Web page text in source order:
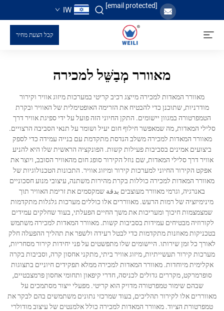
[email protected]
IW
קבל הצעת מחיר
מאוורר מְבַשֵּׁל למכירה
מאוורר המאדות למכירה מייצג רכיב קריטי במערכות מיזוג אוויר וקירור
מודרניות, שתוכנן כדי להבטיח את הזרימה האופטימלית של האוויר ובקרת
הטמפרטורה במגוון יישומים. התקן החיוני הזה פועל על ידי ספיגת אוויר דרך
סלילי המאדות, מה שמאפשר חילוף חום יעיל ושומר על תנאי הסביבה הרצויים.
מאוורר המאדות למכירה משלב הנדסת מתקדמת עם בנייה עמידה כדי לספק
ביצועים אמינים בסביבות פעילות קשות. הפונקציה הראשית שלו היא להניע
אוויר דרך סלילי המאדות, שם נוזל הקירור סופג חום מהאוויר הסובב, ויוצר את
אפקט הקירור החיוני למערכות קירור ומיזוג אוויר. התכונות הטכנולוגיות של
מאוורר המאדות למכירה כוללות בקרת מהירות משתנה, עיצובי מנוע חסכוניים
באנרגיה, וגרמי מאוורר מעוצבים بدقة שמקסמים את זרימת האוויר תוך
מינימיזציה של רמות הרעש. מאווררים אלו כוללים מערכות גלגלות מתקדמות
שמצמצמות חיכוך ומעריכות את משך החיים הפעלתי, בעוד שחלקים עמידים
לקורוזיה מבטיחים עמידות בסביבות קשות. מאוורר המאדות למכירה משתמש
בטכניקות מאוזנות מתקדמות כדי לבטל רעידה ולשפר את תהליך ההפעלה חלק
לאורך כל זמן שירותו. היישומים שלו מתפשטים על פני יחידות קירור מסחריות,
מערכות קירור תעשייתיות, מיזוג אוויר ביתי, מתקני אחסון קרה, וסביבות בקרה
אקלימית מיוחדות. מאוורר המאדות למכירה ממלא תפקידים חיוניים בתצוגות
סופרמרקט, מקררים גדולים לכניסה, חדרי קיפאון ותחומי אחסון פרמצבטיים,
שבהם שימור טמפרטורה מדויק הוא קריטי. מפעלי ייצור מסתמכים על
מאווררים אלו לקירור תהליכים, בעוד שמרכזי נתונים משתמשים בהם לבקר את
טמפרטורת הציוד. מאוורר המאדות למכירה כולל אלמנטים של עיצוב מודולרי